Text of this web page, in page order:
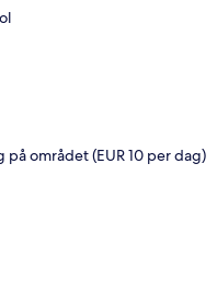
området (EUR 10 per dag)